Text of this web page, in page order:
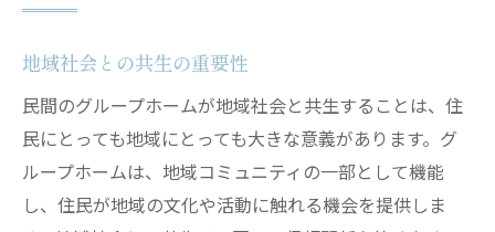
地域社会との共生の重要性
民間のグループホームが地域社会と共生することは、住
民にとっても地域にとっても大きな意義があります。グ
ループホームは、地域コミュニティの一部として機能
し、住民が地域の文化や活動に触れる機会を提供しま